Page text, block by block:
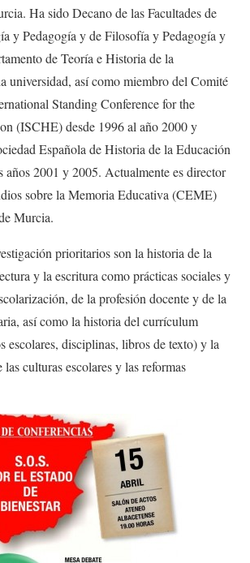
Ha sido Decano de las Facultades de
y Pedagogía y de Filosofía y Pedagogía y
de Teoría e Historia de la
universidad, así como miembro del Comité
Standing Conference for the
(ISCHE) desde 1996 al año 2000 y
Española de Historia de la Educación
2001 y 2005. Actualmente es director
sobre la Memoria Educativa (CEME)
Murcia.
prioritarios son la historia de la
y la escritura como prácticas sociales y
de la profesión docente y de la
así como la historia del currículum
escolares, disciplinas, libros de texto) y la
culturas escolares y las reformas